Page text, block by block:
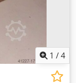
1 /4